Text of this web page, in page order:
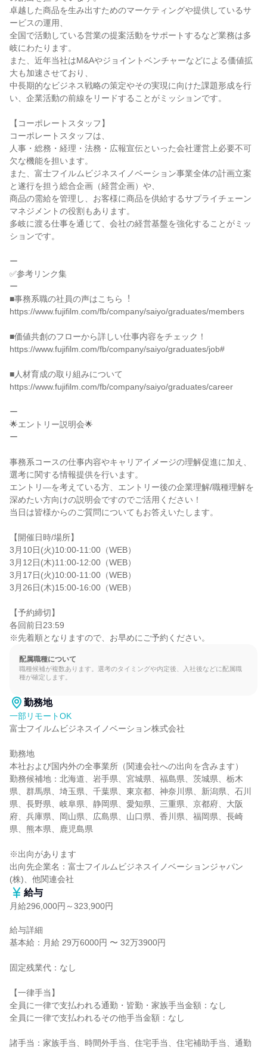
卓越した商品を生み出すためのマーケティングや提供しているサ
ービスの運用、
全国で活動している営業の提案活動をサポートするなど業務は多
岐にわたります。
また、近年当社はM&Aやジョイントベンチャーなどによる価値拡
大も加速させており、
中長期的なビジネス戦略の策定やその実現に向けた課題形成を行
い、企業活動の前線をリードすることがミッションです。
【コーポレートスタッフ】
コーポレートスタッフは、
人事・総務・経理・法務・広報宣伝といった会社運営上必要不可
欠な機能を担います。
また、富士フイルムビジネスイノベーション事業全体の計画立案
と遂行を担う総合企画（経営企画）や、
商品の需給を管理し、お客様に商品を供給するサプライチェーン
マネジメントの役割もあります。
多岐に渡る仕事を通じて、会社の経営基盤を強化することがミッ
ションです。
ー
✅参考リンク集
ー
■事務系職の社員の声はこちら︕
https://www.fujifilm.com/fb/company/saiyo/graduates/members
■価値共創のフローから詳しい仕事内容をチェック！
https://www.fujifilm.com/fb/company/saiyo/graduates/job#
■人材育成の取り組みについて
https://www.fujifilm.com/fb/company/saiyo/graduates/career
ー
🌟エントリー説明会🌟
ー
事務系コースの仕事内容やキャリアイメージの理解促進に加え、
選考に関する情報提供を行います。
エントリ―を考えている方、エントリー後の企業理解/職種理解を
深めたい方向けの説明会ですのでご活用ください！
当日は皆様からのご質問についてもお答えいたします。
【開催日時/場所】
3月10日(火)10:00-11:00（WEB）
3月12日(木)11:00-12:00（WEB）
3月17日(火)10:00-11:00（WEB）
3月26日(木)15:00-16:00（WEB）
【予約締切】
各回前日23:59
※先着順となりますので、お早めにご予約ください。
配属職種について
職種候補が複数あります。選考のタイミングや内定後、入社後などに配属職
種が確定します。
勤務地
一部リモートOK
富士フイルムビジネスイノベーション株式会社
勤務地
本社および国内外の全事業所（関連会社への出向を含みます）
勤務候補地：北海道、岩手県、宮城県、福島県、茨城県、栃木
県、群馬県、埼玉県、千葉県、東京都、神奈川県、新潟県、石川
県、長野県、岐阜県、静岡県、愛知県、三重県、京都府、大阪
府、兵庫県、岡山県、広島県、山口県、香川県、福岡県、長崎
県、熊本県、鹿児島県
※出向があります
出向先企業名：富士フイルムビジネスイノベーションジャパン
(株)、他関連会社
給与
月給296,000円～323,900円
給与詳細
基本給：月給 29万6000円 〜 32万3900円
固定残業代：なし
【一律手当】
全員に一律で支払われる通勤・皆勤・家族手当金額：なし
全員に一律で支払われるその他手当金額：なし
諸手当：家族手当、時間外手当、住宅手当、住宅補助手当、通勤